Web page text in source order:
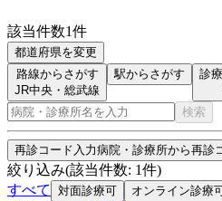
該当件数1件
都道府県を変更
路線からさがす
JR中央・総武線
駅からさがす
診
検索
再診コード入力病院・診療所から再診
絞り込み(該当件数: 1件)
すべて
対面診療可 オンライン診療